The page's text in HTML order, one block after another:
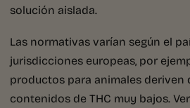
solución aislada.
Las normativas varían según el
jurisdicciones europeas, por
productos para animales deriven
contenidos de THC muy bajos.